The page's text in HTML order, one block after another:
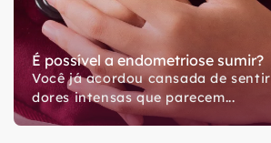
É possível a endometriose sumir?
Você já acordou cansada de sentir
dores intensas que parecem...